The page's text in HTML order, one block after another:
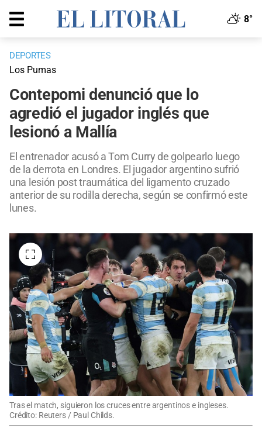
8°
DEPORTES
Los Pumas
Contepomi denunció que lo
agredió el jugador inglés que
lesionó a Mallía
El entrenador acusó a Tom Curry de golpearlo luego
de la derrota en Londres. El jugador argentino sufrió
una lesión post traumática del ligamento cruzado
anterior de su rodilla derecha, según se confirmó este
lunes.
Tras el match, siguieron los cruces entre argentinos e ingleses.
Crédito: Reuters / Paul Childs.